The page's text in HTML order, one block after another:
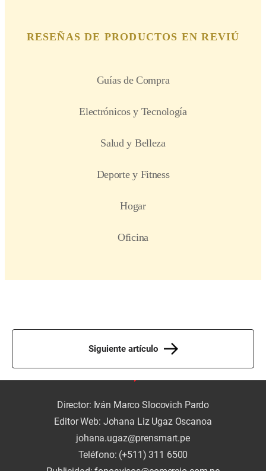
Siguiente artículo
Director: Iván Marco Slocovich Pardo
Editor Web: Johana Liz Ugaz Oscanoa
johana.ugaz@prensmart.pe
Teléfono: (+511) 311 6500